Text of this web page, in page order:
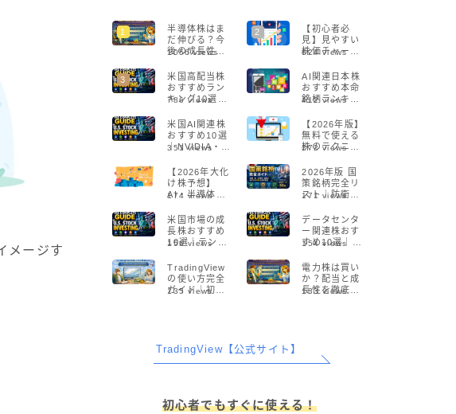
メージす
半導体株はま
だ伸びる？今
後の成長性を
【2026年版】
1056views
【初心者必
見】見やすい
株価チャート
ロも愛用する
無料ツールを
徹底解説
824views
米国高配当株
おすすめラン
キング10選
利回り・増
配・リスクを
徹底比較
786views
AI関連日本株
おすすめ本命
銘柄ランキン
新】
412views
米国AI関連株
おすすめ10選
｜NVIDIA・半
の本命銘柄
【2026】
351 views
【2026年版】
無料で使える
株のテクニカ
選！初心者で
も簡単に始め
られる
272views
【2026年大化
け株予想】
AI・半導体・
る注目銘柄と
投資戦略
174 views
2026年版 国
策銘柄完全リ
スト｜防衛・
通信の本命株
まとめ
171views
米国市場の成
長株おすすめ
10選｜テンバ
つけ方とリス
クを解説
156views
データセンタ
ー関連株おす
すめ10選｜AI
米国注目銘柄
を徹底解説
【2026年版】
154views
TradingView
の使い方完全
ガイド｜初心
135 views
電力株は買い
か？配当と成
長性を徹底分
133views
TradingView【公式サイト】
初心者でもすぐに使える！